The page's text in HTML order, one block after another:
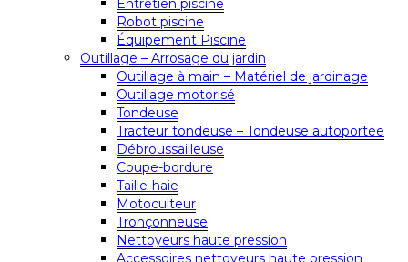
Entretien piscine
Robot piscine
Équipement Piscine
Outillage – Arrosage du jardin
Outillage à main – Matériel de jardinage
Outillage motorisé
Tondeuse
Tracteur tondeuse – Tondeuse autoportée
Débroussailleuse
Coupe-bordure
Taille-haie
Motoculteur
Tronçonneuse
Nettoyeurs haute pression
Accessoires nettoyeurs haute pression